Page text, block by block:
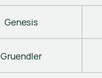
Genesis
Gruendler